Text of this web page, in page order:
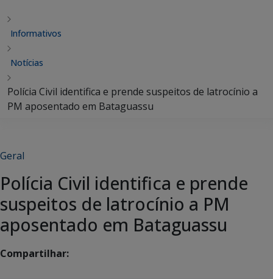
Informativos
Notícias
Polícia Civil identifica e prende suspeitos de latrocínio a
PM aposentado em Bataguassu
Geral
Polícia Civil identifica e prende
suspeitos de latrocínio a PM
aposentado em Bataguassu
Compartilhar: